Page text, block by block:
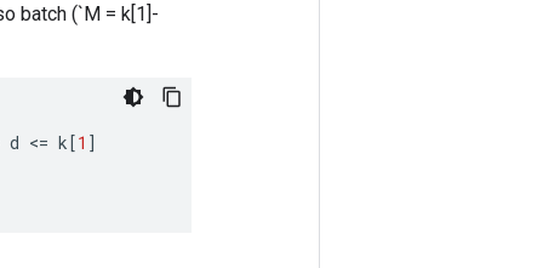
batch (`M = k[1]-
d <= k[1 ]